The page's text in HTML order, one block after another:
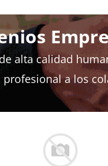
alta calidad
a los